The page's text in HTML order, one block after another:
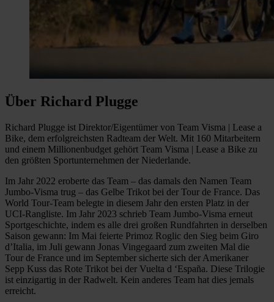
Über Richard Plugge
Richard Plugge ist Direktor/Eigentümer von Team Visma | Lease a
Bike, dem erfolgreichsten Radteam der Welt. Mit 160 Mitarbeitern
und einem Millionenbudget gehört Team Visma | Lease a Bike zu
den größten Sportunternehmen der Niederlande.
Im Jahr 2022 eroberte das Team – das damals den Namen Team
Jumbo-Visma trug – das Gelbe Trikot bei der Tour de France. Das
World Tour-Team belegte in diesem Jahr den ersten Platz in der
UCI-Rangliste. Im Jahr 2023 schrieb Team Jumbo-Visma erneut
Sportgeschichte, indem es alle drei großen Rundfahrten in derselben
Saison gewann: Im Mai feierte Primoz Roglic den Sieg beim Giro
d’Italia, im Juli gewann Jonas Vingegaard zum zweiten Mal die
Tour de France und im September sicherte sich der Amerikaner
Sepp Kuss das Rote Trikot bei der Vuelta d ‘España. Diese Trilogie
ist einzigartig in der Radwelt. Kein anderes Team hat dies jemals
erreicht.